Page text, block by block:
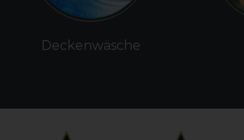
Deckenwäsche